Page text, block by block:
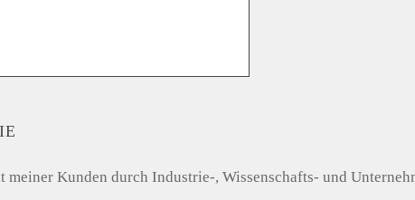
Kunden durch Industrie-, Wissenschafts- und